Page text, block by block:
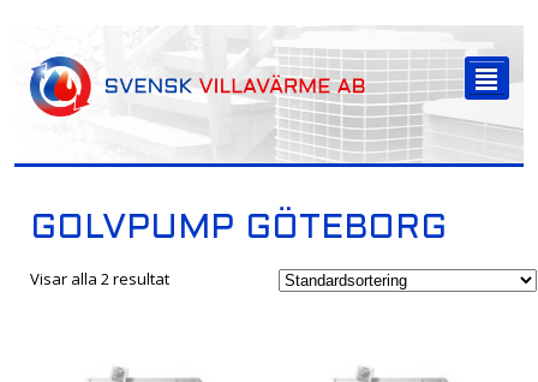
²
GOLVPUMP GÖTEBORG
Visar alla 2 resultat